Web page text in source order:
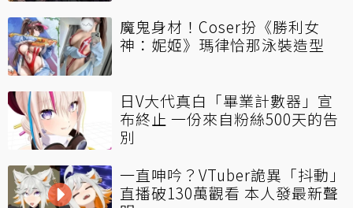
魔鬼身材！Coser扮《勝利女
神：妮姬》瑪律恰那泳裝造型
日V大代真白「畢業計數器」宣
布終止 一份來自粉絲500天的告
別
一直呻吟？VTuber詭異「抖動」
直播破130萬觀看 本人發最新聲